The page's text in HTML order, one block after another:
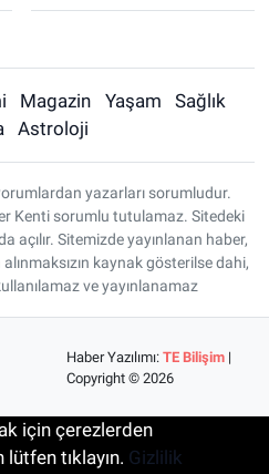
Magazin Yaşam
Sağlık
Astroloji
yazarları sorumludur.
Kenti sorumlu tutulamaz. Sitedeki
açılır. Sitemizde yayınlanan haber,
kaynak gösterilse dahi,
ve yayınlanamaz
Haber Yazılımı:TE Bilişim |
Copyright © 2026
için çerezlerden
tıklayın. Gizlilik